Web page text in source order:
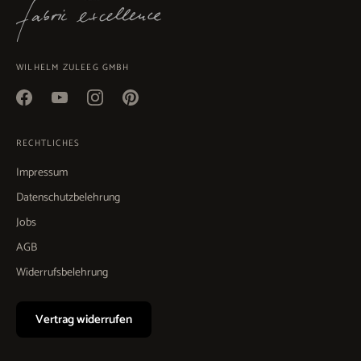
WILHELM ZULEEG GMBH
RECHTLICHES
Impressum
Datenschutzbelehrung
Jobs
AGB
Widerrufsbelehrung
Vertrag widerrufen